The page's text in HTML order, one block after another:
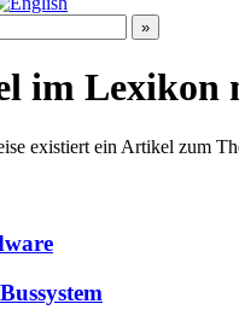
im Lexikon
existiert ein Artikel zum
Bussystem